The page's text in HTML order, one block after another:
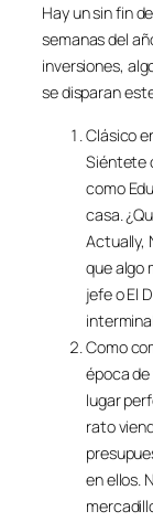
Hay un sin fin
semanas del
inversiones,
se disparan
Clásico
Siéntete
como
casa.
Actually,
que algo
jefe o El
Como
época
lugar
rato
en ellos.